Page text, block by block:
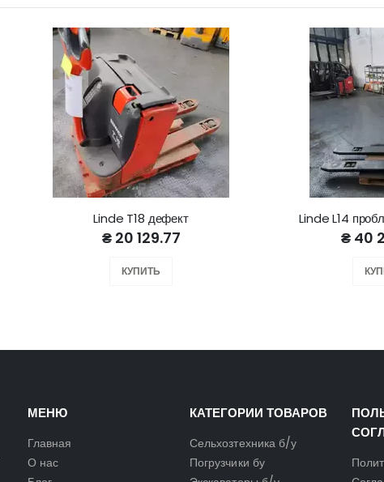
Linde T18 дефект
₴ 20 129.77
КУПИТЬ
Linde L14
₴ 40
МЕНЮ
Главная
О нас
КАТЕГОРИИ ТОВАРОВ
Сельхозтехника б/у
Погрузчики бу